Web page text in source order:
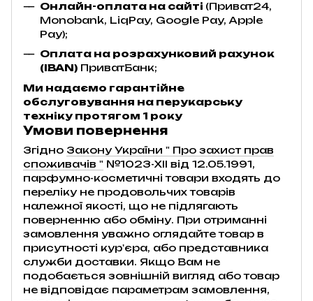
Онлайн-оплата на сайті (Приват24,
Monobank, LiqPay, Google Pay, Apple
Pay);
Оплата на розрахунковий рахунок
(IBAN) ПриватБанк;
Ми надаємо гарантійне
обслуговування на перукарську
техніку протягом 1 року
Умови повернення
Згідно Закону України " Про захист прав
споживачів " №1023-XII від 12.05.1991,
парфумно-косметичні товари входять до
переліку не продовольчих товарів
належної якості, що не підлягають
поверненню або обміну. При отриманні
замовлення уважно оглядайте товар в
присутності кур'єра, або представника
служби доставки. Якщо Вам не
подобається зовнішній вигляд або товар
не відповідає параметрам замовлення,